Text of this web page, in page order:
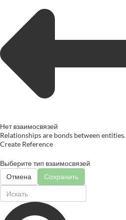
Нет взаимосвязей
Relationships are bonds between entities.
Create Reference
Выберите тип взаимосвязей
Отмена
Сохранить